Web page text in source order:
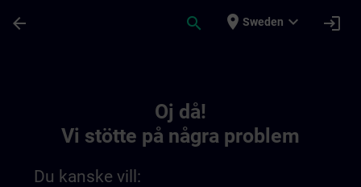
arrow_back search place Sweden expand_more login
Oj då!
Vi stötte på några problem
Du kanske vill: